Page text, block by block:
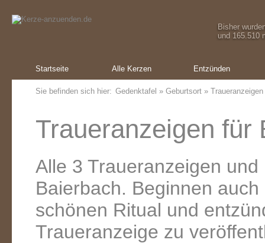
Bisher
und 165.510
Startseite Alle Kerzen Entzünden
Sie befinden sich hier: Gedenktafel » Geburtsort »
Traueranzeigen für
Alle 3 Traueranzeigen
Baierbach. Beginnen
schönen Ritual und
Traueranzeige zu